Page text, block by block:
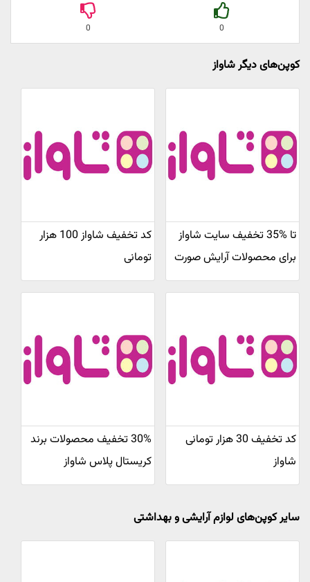
0
0
کوپن‌های دیگر شاواز
تا %35 تخفیف سایت شاواز
برای محصولات آرایش صورت
کد تخفیف شاواز 100 هزار
تومانی
کد تخفیف 30 هزار تومانی
شاواز
30% تخفیف محصولات برند
کریستال پلاس شاواز
سایر کوپن‌های لوازم آرایشی و بهداشتی